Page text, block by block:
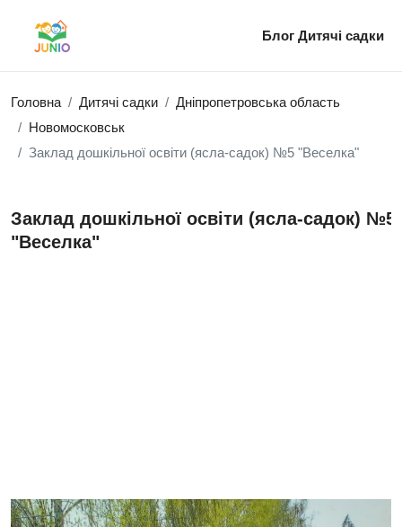
Блог Дитячі садки
Головна Дитячі садки
Дніпропетровська область
Новомосковськ
Заклад дошкільної освіти (ясла-садок) №5 "Веселка"
Заклад дошкільної освіти (ясла-садок) №5
"Веселка"